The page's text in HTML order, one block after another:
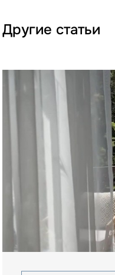
Другие статьи